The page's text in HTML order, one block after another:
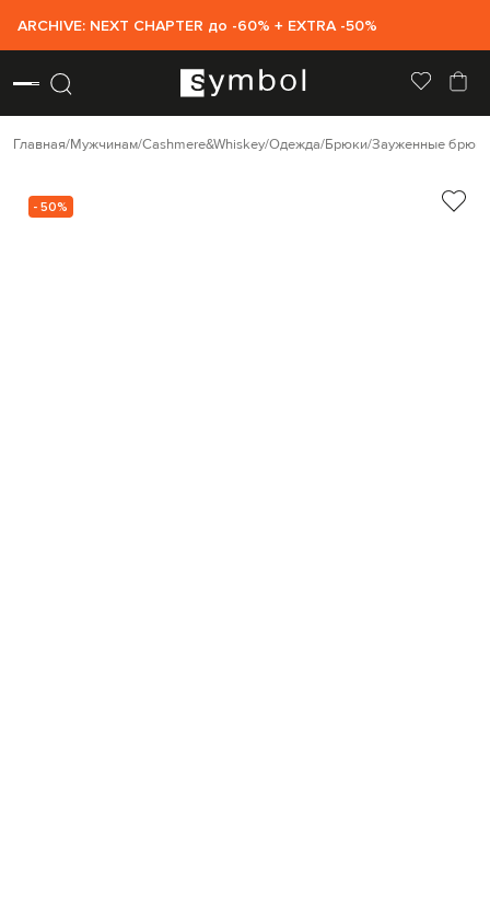
ARCHIVE: NEXT CHAPTER до -60% + EXTRA -50%
Главная Мужчинам Cashmere&Whiskey Одежда Брюки Зауженные брюки
- 50%